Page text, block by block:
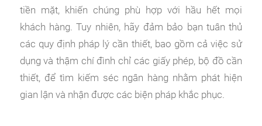
tiền mặt, khiến chúng phù hợp với hầu hết mọi
khách hàng. Tuy nhiên, hãy đảm bảo bạn tuân thủ
các quy định pháp lý cần thiết, bao gồm cả việc sử
dụng và thậm chí đình chỉ các giấy phép, bộ đồ cần
thiết, để tìm kiếm séc ngân hàng nhằm phát hiện
gian lận và nhận được các biện pháp khắc phục.